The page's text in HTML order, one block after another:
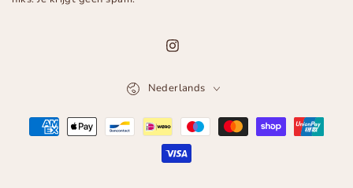
Instagram
Nederlands
Betaalmethoden